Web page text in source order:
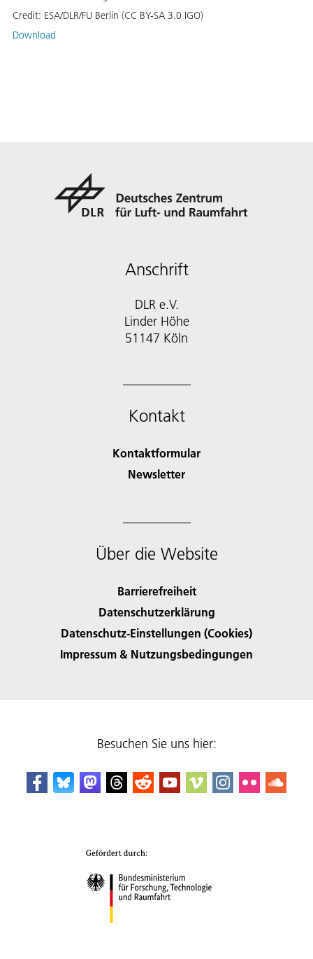
Credit: ESA/DLR/FU Berlin (CC BY-SA 3.0 IGO)
Download
Anschrift
DLR e.V.
Linder Höhe
51147 Köln
Kontakt
Kontaktformular
Newsletter
Über die Website
Barrierefreiheit
Datenschutzerklärung
Datenschutz-Einstellungen (Cookies)
Impressum & Nutzungsbedingungen
Besuchen Sie uns hier: